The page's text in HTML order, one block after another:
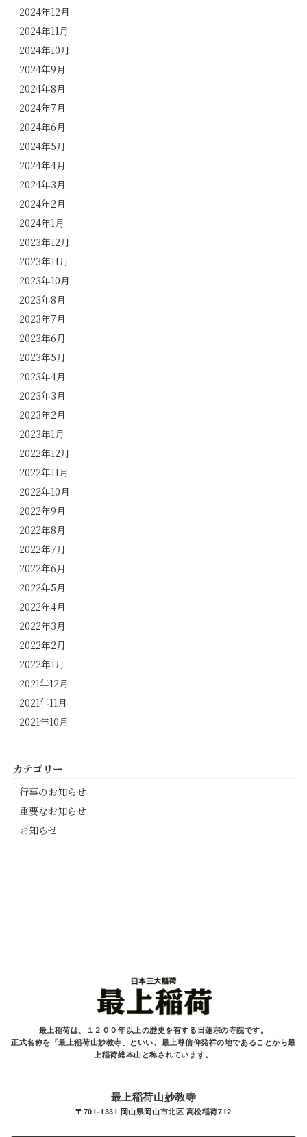
2024年12月
2024年11月
2024年10月
2024年9月
2024年8月
2024年7月
2024年6月
2024年5月
2024年4月
2024年3月
2024年2月
2024年1月
2023年12月
2023年11月
2023年10月
2023年8月
2023年7月
2023年6月
2023年5月
2023年4月
2023年3月
2023年2月
2023年1月
2022年12月
2022年11月
2022年10月
2022年9月
2022年8月
2022年7月
2022年6月
2022年5月
2022年4月
2022年3月
2022年2月
2022年1月
2021年12月
2021年11月
2021年10月
カテゴリー
行事のお知らせ
重要なお知らせ
お知らせ
最上稲荷は、１２００年以上の歴史を有する 日蓮宗の寺院です。
正式名称を「最上稲荷山妙教寺」といい、最上尊信仰発祥の地であることから最
上稲荷総本山と称されています。
最上稲荷山妙教寺
〒701-1331 岡山県岡山市北区 高松稲荷712